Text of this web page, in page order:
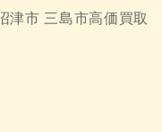
津市 三島市高価買取